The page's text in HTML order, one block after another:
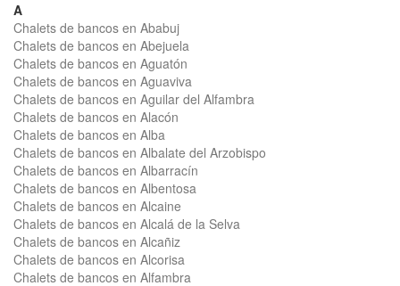
A
Chalets de bancos en Ababuj
Chalets de bancos en Abejuela
Chalets de bancos en Aguatón
Chalets de bancos en Aguaviva
Chalets de bancos en Aguilar del Alfambra
Chalets de bancos en Alacón
Chalets de bancos en Alba
Chalets de bancos en Albalate del Arzobispo
Chalets de bancos en Albarracín
Chalets de bancos en Albentosa
Chalets de bancos en Alcaine
Chalets de bancos en Alcalá de la Selva
Chalets de bancos en Alcañiz
Chalets de bancos en Alcorisa
Chalets de bancos en Alfambra